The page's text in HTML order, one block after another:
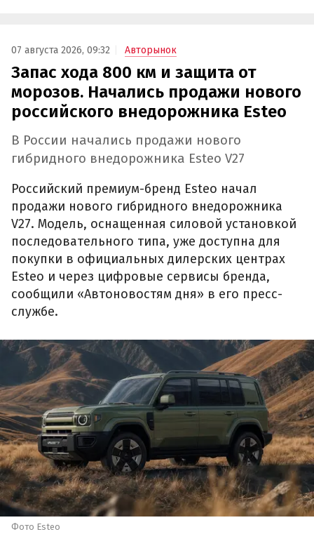
07 августа 2026, 09:32 Авторынок
Запас хода 800 км и защита от
морозов. Начались продажи нового
российского внедорожника Esteo
В России начались продажи нового
гибридного внедорожника Esteo V27
Российский премиум-бренд Esteo начал
продажи нового гибридного внедорожника
V27. Модель, оснащенная силовой установкой
последовательного типа, уже доступна для
покупки в официальных дилерских центрах
Esteo и через цифровые сервисы бренда,
сообщили «Автоновостям дня» в его пресс-
службе.
Фото Esteo